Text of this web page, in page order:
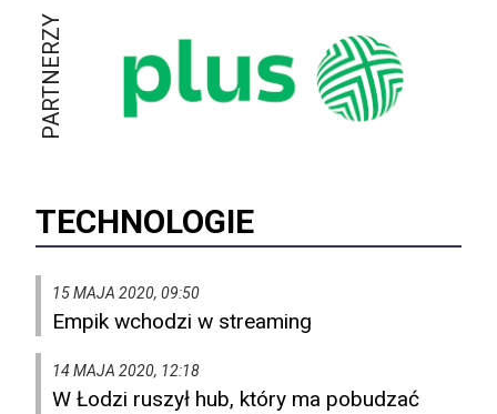
PARTNERZY
TECHNOLOGIE
15 MAJA 2020, 09:50
Empik wchodzi w streaming
14 MAJA 2020, 12:18
W Łodzi ruszył hub, który ma pobudzać